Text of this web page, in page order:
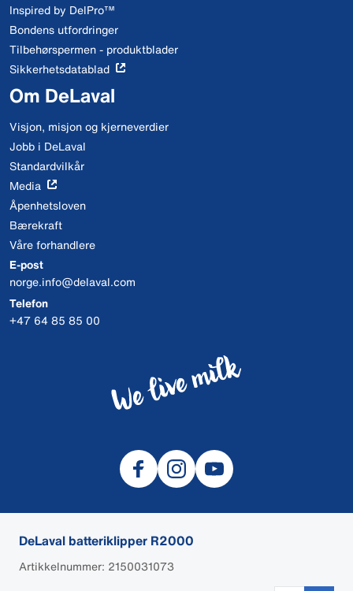
DeLaval batteriklipper R2000
Artikkelnummer: 2150031073
Inspired by DelPro™
Bondens utfordringer
Tilbehørspermen - produktblader
Sikkerhetsdatablad
Om DeLaval
Visjon, misjon og kjerneverdier
Jobb i DeLaval
Standardvilkår
Media
Åpenhetsloven
Bærekraft
Våre forhandlere
E-post
norge.info@delaval.com
Telefon
+47 64 85 85 00
© 2026 DeLaval